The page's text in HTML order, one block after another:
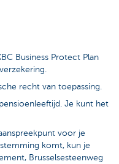
Business Protect Plan
recht van toepassing.
Je kunt het
voor je
komt, kun je
Brusselsesteenweg